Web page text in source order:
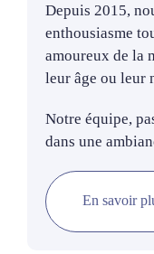
Depuis 2015,
enthousiasme
amoureux de la
leur âge ou leur
Notre équipe,
dans une
En savoir